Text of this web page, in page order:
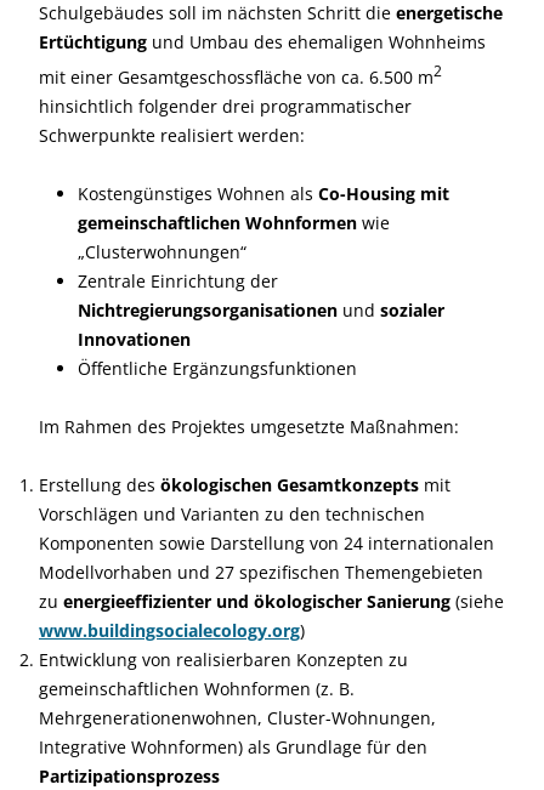
Schulgebäudes soll im nächsten Schritt die energetische
Ertüchtigung und Umbau des ehemaligen Wohnheims
mit einer Gesamtgeschossfläche von ca. 6.500 m2
hinsichtlich folgender drei programmatischer
Schwerpunkte realisiert werden:
Kostengünstiges Wohnen als Co-Housing mit
gemeinschaftlichen Wohnformen wie
„Clusterwohnungen“
Zentrale Einrichtung der
Nichtregierungsorganisationen und sozialer
Innovationen
Öffentliche Ergänzungsfunktionen
Im Rahmen des Projektes umgesetzte Maßnahmen:
Erstellung des ökologischen Gesamtkonzepts mit
Vorschlägen und Varianten zu den technischen
Komponenten sowie Darstellung von 24 internationalen
Modellvorhaben und 27 spezifischen Themengebieten
zu energieeffizienter und ökologischer Sanierung (siehe
www.buildingsocialecology.org)
Entwicklung von realisierbaren Konzepten zu
gemeinschaftlichen Wohnformen (z. B.
Mehrgenerationenwohnen, Cluster-Wohnungen,
Integrative Wohnformen) als Grundlage für den
Partizipationsprozess